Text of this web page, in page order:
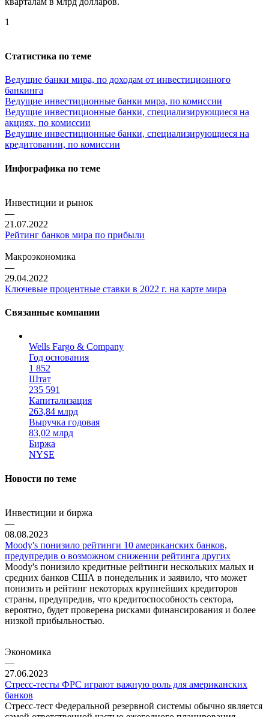
1
Статистика по теме
Ведущие банки мира, по доходам от инвестиционного
банкинга
Ведущие инвестиционные банки мира, по комиссии
Ведущие инвестиционные банки, специализирующиеся на
акциях, по комиссии
Ведущие инвестиционные банки, специализирующиеся на
кредитовании, по комиссии
Инфографика по теме
Инвестиции и рынок
—
21.07.2022
Рейтинг банков мира по прибыли
Макроэкономика
—
29.04.2022
Ключевые процентные ставки в 2022 г. на карте мира
Связанные компании
Wells Fargo & Company
Год основания
1 852
Штат
235 591
Капитализация
263,84 млрд
Выручка годовая
83,02 млрд
Биржа
NYSE
Новости по теме
Инвестиции и биржа
—
08.08.2023
Moody's понизило рейтинги 10 американских банков,
предупредив о возможном снижении рейтинга других
Moody's понизило кредитные рейтинги нескольких малых и
средних банков США в понедельник и заявило, что может
понизить и рейтинг некоторых крупнейших кредиторов
страны, предупредив, что кредитоспособность сектора,
вероятно, будет проверена рисками финансирования и более
низкой прибыльностью.
Экономика
—
27.06.2023
Стресс-тесты ФРС играют важную роль для американских
банков
Стресс-тест Федеральной резервной системы обычно является